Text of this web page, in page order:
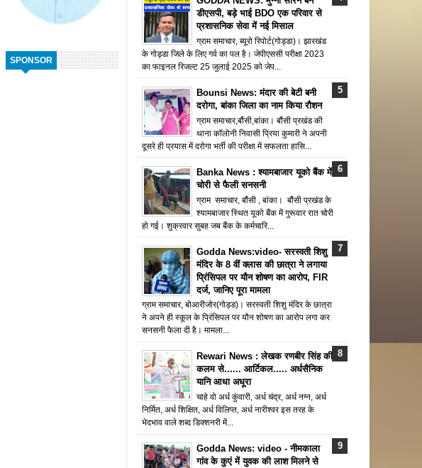
SPONSOR
डीएसपी, बड़े भाई BDO एक परिवार से
प्रशासनिक सेवा में नई मिसाल
ग्राम समाचार, ब्यूरो रिपोर्ट(गोड्डा)। झारखंड
के गोड्डा जिले के लिए गर्व का पल है। जेपीएससी परीक्षा 2023
का फाइनल रिजल्ट 25 जुलाई 2025 को जेप...
Bounsi News: मंदार की बेटी बनी
दरोगा, बांका जिला का नाम किया रौशन
ग्राम समाचार,बौंसी,बांका। बौंसी प्रखंड की
थाना कॉलोनी निवासी प्रिया कुमारी ने अपनी
दूसरे ही प्रयास में दरोगा भर्ती की परीक्षा में सफलता हासि...
Banka News : श्यामबाजार यूको बैंक में
चोरी से फैली सनसनी
ग्राम समाचार, बौंसी , बांका। बौंसी प्रखंड के
श्यामबाजार स्थित यूको बैंक में गुरूवार रात चोरी
हो गई। शुक्रवार सुबह जब बैंक के कर्मचारि...
Godda News:video- सरस्वती शिशु
मंदिर के 8 वीं क्लास की छात्रा ने लगाया
प्रिंसिपल पर यौन शोषण का आरोप, FIR
दर्ज, जानिए पूरा मामला
ग्राम समाचार, बोआरीजोर(गोड्ड)। सरस्वती शिशु मंदिर के छात्रा
ने अपने ही स्कूल के प्रिंसिपल पर यौन शोषण का आरोप लगा कर
सनसनी फैला दी है। मामला...
Rewari News : लेखक रणबीर सिंह की
कलम से...... आर्टिकल..... अर्धसैनिक
यानि आधा अधूरा
चाहे वो अर्ध कुंवारी, अर्ध चंद्र, अर्ध नग्न, अर्ध
निर्मित, अर्ध शिक्षित, अर्ध विलिप्त, अर्ध नारीश्वर इस तरह के
भेदभाव वाले शब्द डिक्शनरी में...
Godda News: video - नीमकाला
गांव के कुएं में युवक की लाश मिलने से